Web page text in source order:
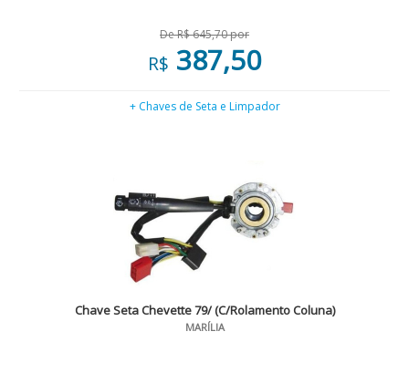
De R$ 645,70 por
R$ 387,50
+ Chaves de Seta e Limpador
Chave Seta Chevette 79/ (C/Rolamento Coluna)
MARÍLIA